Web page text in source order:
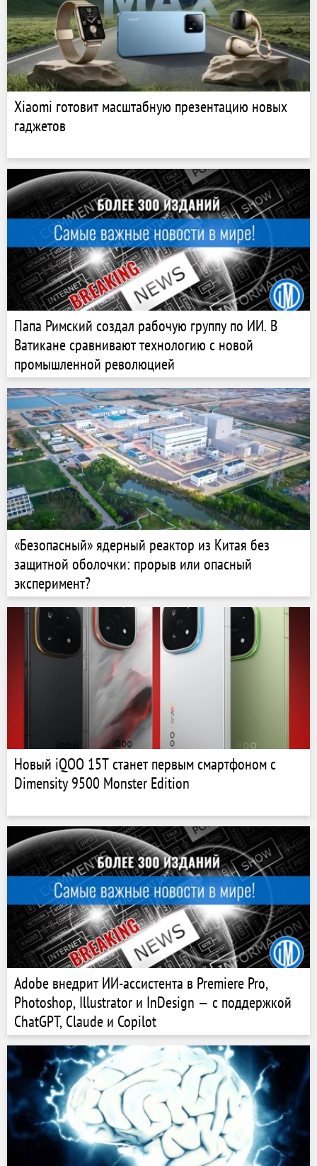
Xiaomi готовит масштабную презентацию новых
гаджетов
Папа Римский создал рабочую группу по ИИ. В
Ватикане сравнивают технологию с новой
промышленной революцией
«Безопасный» ядерный реактор из Китая без
защитной оболочки: прорыв или опасный
эксперимент?
Новый iQOO 15T станет первым смартфоном с
Dimensity 9500 Monster Edition
Adobe внедрит ИИ-ассистента в Premiere Pro,
Photoshop, Illustrator и InDesign — с поддержкой
ChatGPT, Claude и Copilot